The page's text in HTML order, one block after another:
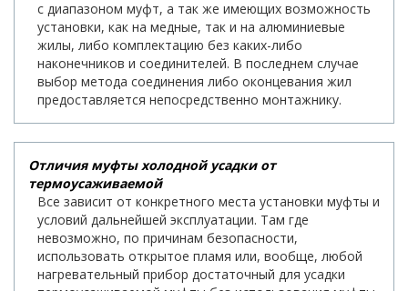
с диапазоном муфт, а так же имеющих возможность
установки, как на медные, так и на алюминиевые
жилы, либо комплектацию без каких-либо
наконечников и соединителей. В последнем случае
выбор метода соединения либо оконцевания жил
предоставляется непосредственно монтажнику.
Отличия муфты холодной усадки от
термоусаживаемой
Все зависит от конкретного места установки муфты и
условий дальнейшей эксплуатации. Там где
невозможно, по причинам безопасности,
использовать открытое пламя или, вообще, любой
нагревательный прибор достаточный для усадки